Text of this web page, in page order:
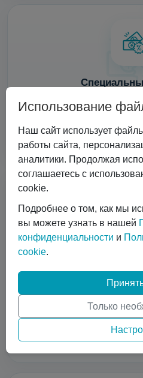
Если вы являетесь
своих клиентов
возможно, заполучить
предусмотрена
технических газов, мы
дефицита подобных услуг на
модернизации предприятий,
газов, а также снабжения
Использование
Наш сайт использует
работы сайта,
аналитики. Продолжая
соглашаетесь с
cookie.
Подробнее о том, как мы
вы можете узнать в нашей
конфиденциальности и
cookie.
Только